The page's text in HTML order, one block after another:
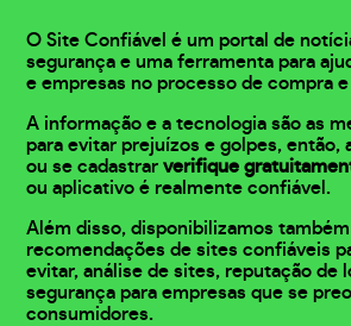
O Site Confiável é um portal de
segurança e uma ferramenta para
e empresas no processo de compra e
A informação e a tecnologia são as
para evitar prejuízos e golpes, então,
ou se cadastrarverifique
ou aplicativo é realmente confiável.
Além disso, disponibilizamos
recomendações de sites confiáveis
evitar, análise de sites, reputação de
segurança para empresas que se
consumidores.